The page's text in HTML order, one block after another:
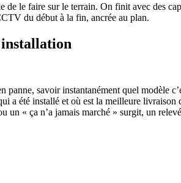
de le faire sur le terrain. On finit avec des
du début à la fin, ancrée au plan.
panne, savoir instantanément quel modèle
a été installé et où est la meilleure livraison
un « ça n’a jamais marché » surgit, un